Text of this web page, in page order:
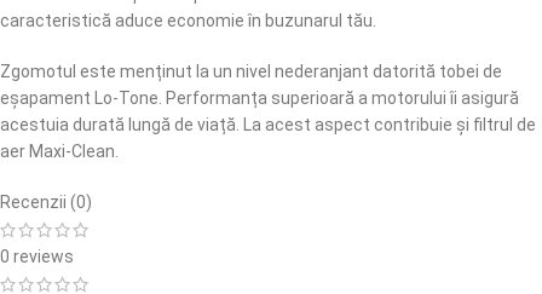
caracteristică aduce economie în buzunarul tău.
Zgomotul este menținut la un nivel nederanjant datorită tobei de
eșapament Lo-Tone. Performanța superioară a motorului îi asigură
acestuia durată lungă de viață. La acest aspect contribuie și filtrul de
aer Maxi-Clean.
Recenzii (0)
0 reviews